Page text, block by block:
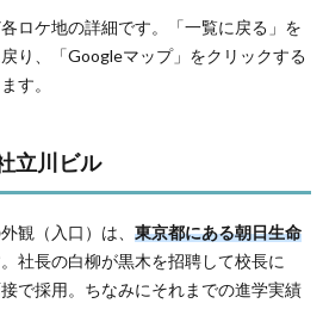
ロケ地の詳細です。「一覧に戻る」を
り、「Googleマップ」をクリックする
す。
立川ビル
観（入口）は、 東京都にある朝日生命
社長の白柳が黒木を招聘して校長に
で採用。ちなみにそれまでの進学実績